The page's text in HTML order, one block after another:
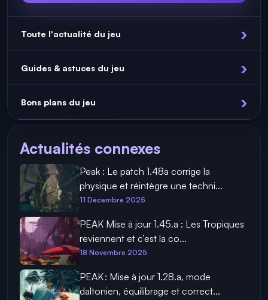
Toute l'actualité du jeu
Guides & astuces du jeu
Bons plans du jeu
Actualités connexes
Peak : Le patch 1.48a corrige la
physique et réintègre une techni...
11 Décembre 2025
PEAK Mise à jour 1.45.a : Les Tropiques
reviennent et c’est la co...
18 Novembre 2025
PEAK : Mise à jour 1.28.a, mode
daltonien, équilibrage et correct...